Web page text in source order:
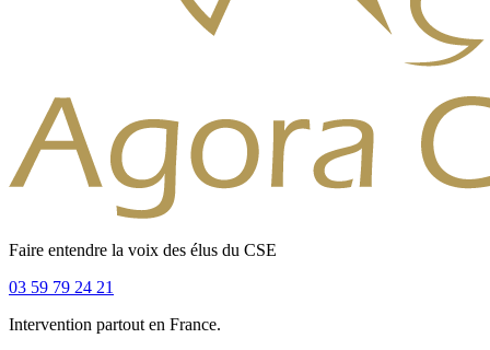
Faire entendre la voix des élus du CSE
03 59 79 24 21
Intervention partout en France.